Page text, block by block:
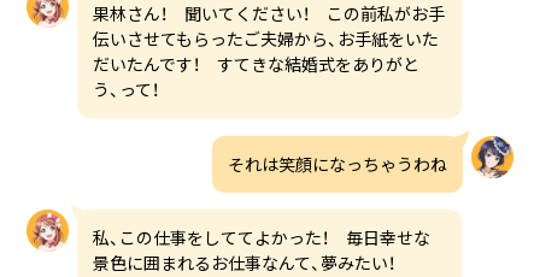
果林さん！ 聞いてください！ この前私がお手
伝いさせてもらったご夫婦から、お手紙をいた
だいたんです！ すてきな結婚式をありがと
う、って！
それは笑顔になっちゃうわね
私、この仕事をしててよかった！ 毎日幸せな
景色に囲まれるお仕事なんて、夢みたい！